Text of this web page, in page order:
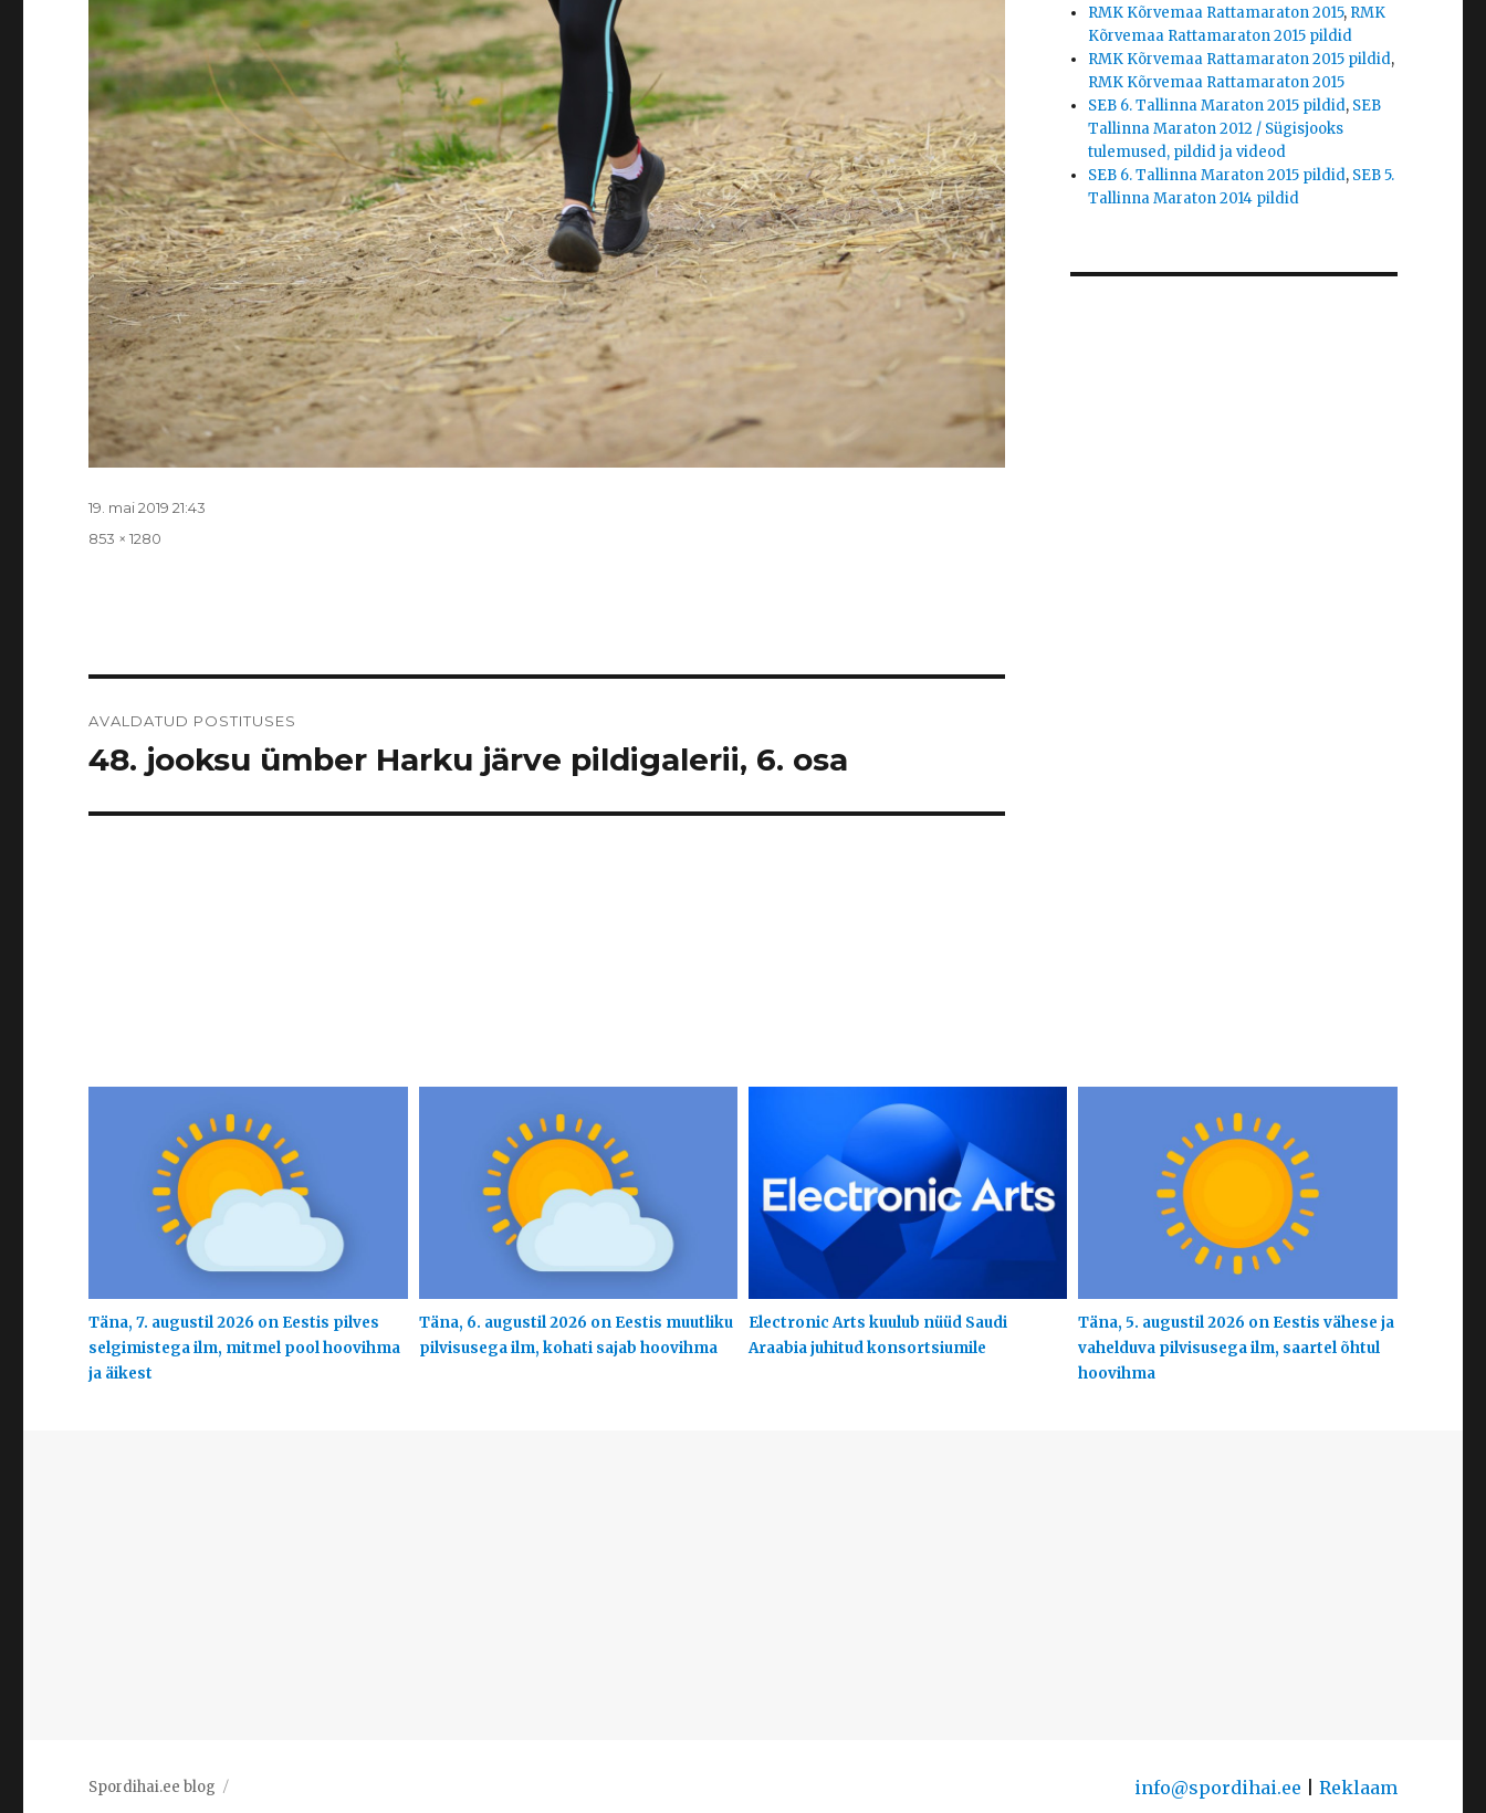
Postitatud
19. mai 2019 21:43
Täissuurus
853 × 1280
AVALDATUD POSTITUSES
48. jooksu ümber Harku järve pildigalerii, 6. osa
RMK Kõrvemaa Rattamaraton 2015, RMK
Kõrvemaa Rattamaraton 2015 pildid
RMK Kõrvemaa Rattamaraton 2015 pildid,
RMK Kõrvemaa Rattamaraton 2015
SEB 6. Tallinna Maraton 2015 pildid, SEB
Tallinna Maraton 2012 / Sügisjooks
tulemused, pildid ja videod
SEB 6. Tallinna Maraton 2015 pildid, SEB 5.
Tallinna Maraton 2014 pildid
Täna, 7. augustil 2026 on Eestis pilves
selgimistega ilm, mitmel pool hoovihma
ja äikest
Täna, 6. augustil 2026 on Eestis muutliku
pilvisusega ilm, kohati sajab hoovihma
Electronic Arts kuulub nüüd Saudi
Araabia juhitud konsortsiumile
Täna, 5. augustil 2026 on Eestis vähese ja
vahelduva pilvisusega ilm, saartel õhtul
hoovihma
Spordihai.ee blog info@spordihai.ee Reklaam